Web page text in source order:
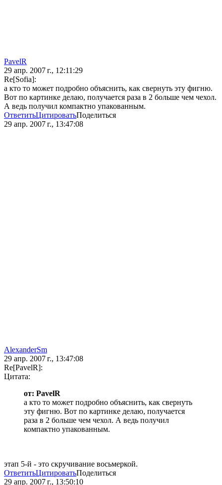
PavelR
29 апр. 2007 г., 12:11:29
Re[Sofia]:
а кто то может подробно объяснить, как свернуть эту фигню.
Вот по картинке делаю, получается раза в 2 больше чем чехол.
А ведь получил компактно упакованным.
ОтветитьЦитироватьПоделиться
29 апр. 2007 г., 13:47:08
AlexanderSm
29 апр. 2007 г., 13:47:08
Re[PavelR]:
Цитата:
от: PavelR
а кто то может подробно объяснить, как свернуть
эту фигню. Вот по картинке делаю, получается
раза в 2 больше чем чехол. А ведь получил
компактно упакованным.
этап 5-й - это скручивание восьмеркой.
ОтветитьЦитироватьПоделиться
29 апр. 2007 г., 13:50:10